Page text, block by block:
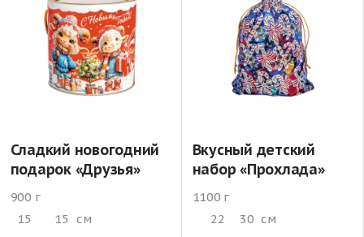
Сладкий новогодний
подарок «Друзья»
900 г
15
15 см
Вкусный детский
набор «Прохлада»
1100 г
22
30 см